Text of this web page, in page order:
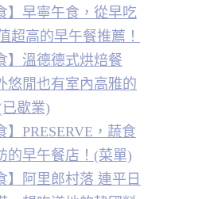
】早寧午食，從早吃
超高的早午餐推薦！
】溫德德式烘焙餐
悠閒也有室內高雅的
歇業)
】PRESERVE，蔬食
的早午餐店！(菜單)
】阿里郎村落 連平日